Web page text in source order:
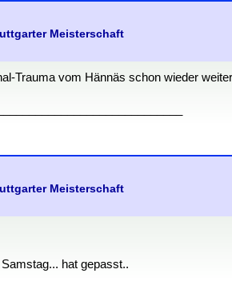
Meisterschaft
Trauma vom Hännäs schon wieder
Meisterschaft
hat gepasst..